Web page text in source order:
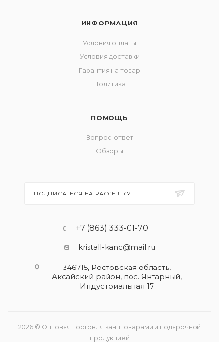
ИНФОРМАЦИЯ
Условия оплаты
Условия доставки
Гарантия на товар
Политика
ПОМОЩЬ
Вопрос-ответ
Обзоры
ПОДПИСАТЬСЯ НА РАССЫЛКУ
+7 (863) 333-01-70
kristall-kanc@mail.ru
346715, Ростовская область​,
Аксайский район, пос. Янтарный,
Индустриальная 17
2026 © Оптовая торговля канцтоварами и подарочной
продукцией